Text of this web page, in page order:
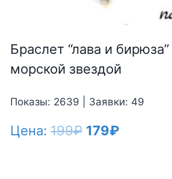
Браслет “лава и бирюза”
морской звездой
Показы: 2639 | Заявки: 49
Цена:199₽ 179₽Текущая